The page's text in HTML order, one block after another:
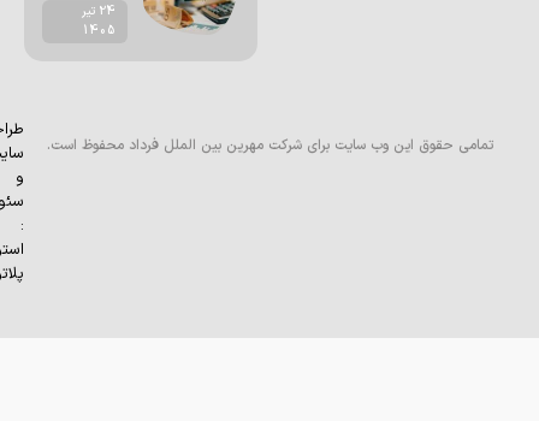
24 تیر
1405
تمامی حقوق این وب سایت برای شرکت مهرین بین الملل فرداد محفوظ است.
طراحی
سایت
استودیو